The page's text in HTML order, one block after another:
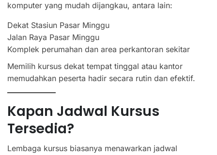
komputer yang mudah dijangkau, antara lain:
Dekat Stasiun Pasar Minggu
Jalan Raya Pasar Minggu
Komplek perumahan dan area perkantoran sekitar
Memilih kursus dekat tempat tinggal atau kantor
memudahkan peserta hadir secara rutin dan efektif.
Kapan Jadwal Kursus
Tersedia?
Lembaga kursus biasanya menawarkan jadwal